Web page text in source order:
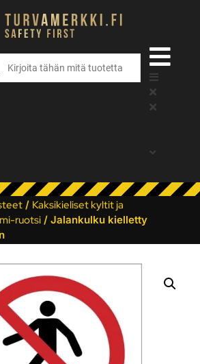
/ Kaksikieliset kyltit ja
ruotsi / Jalankulku kielletty